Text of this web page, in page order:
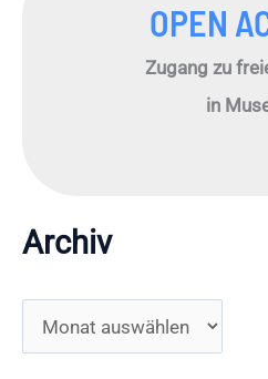
OPEN
Zugang zu
in
Archiv
r